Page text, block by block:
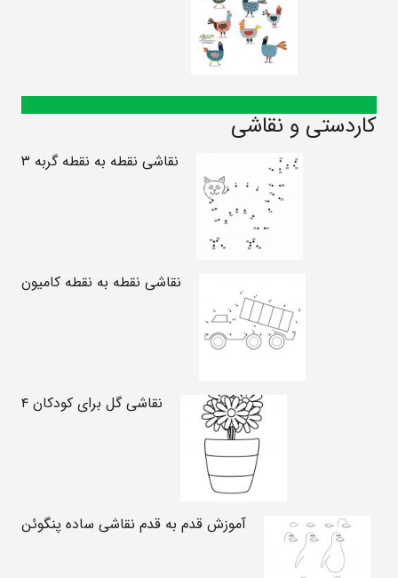
کاردستی و نقاشی
نقاشی نقطه به نقطه گربه ۳
نقاشی نقطه به نقطه کامیون
نقاشی گل برای کودکان ۴
آموزش قدم به قدم نقاشی ساده پنگوئن